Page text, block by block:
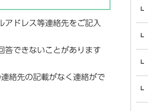
アドレス等連絡先をご記入
答できないことがあります
絡先の記載がなく連絡がで